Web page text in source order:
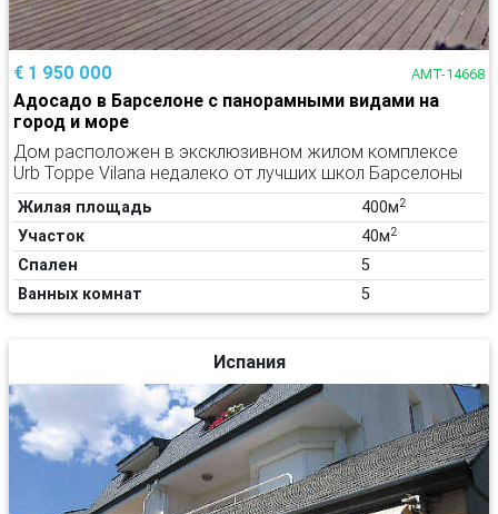
€ 1 950 000 AMT-14668
Адосадо в Барселоне с панорамными видами на
город и море
Дом расположен в эксклюзивном жилом комплексе
Urb Торре Vilana недалеко от лучших школ Барселоны
Жилая площадь 400м2
Участок 40м2
Спален
5
Ванных комнат
5
Испания